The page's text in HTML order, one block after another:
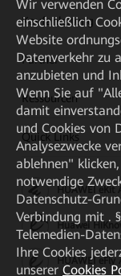
Kaufanleitung
Partner
Ressourcen
Quick Links
HUAWEI eKit
Huawei
HUAWEI eFly
Wir verwenden
einschließlich
Website
Datenverkehr zu
anzubieten und
Wenn Sie auf
damit
und Cookies von
Analysezwecke
ablehnen"
notwendige
Datenschutz-
Verbindung mit .
Telemedien-
Ihre Cookies
unserer Cookies